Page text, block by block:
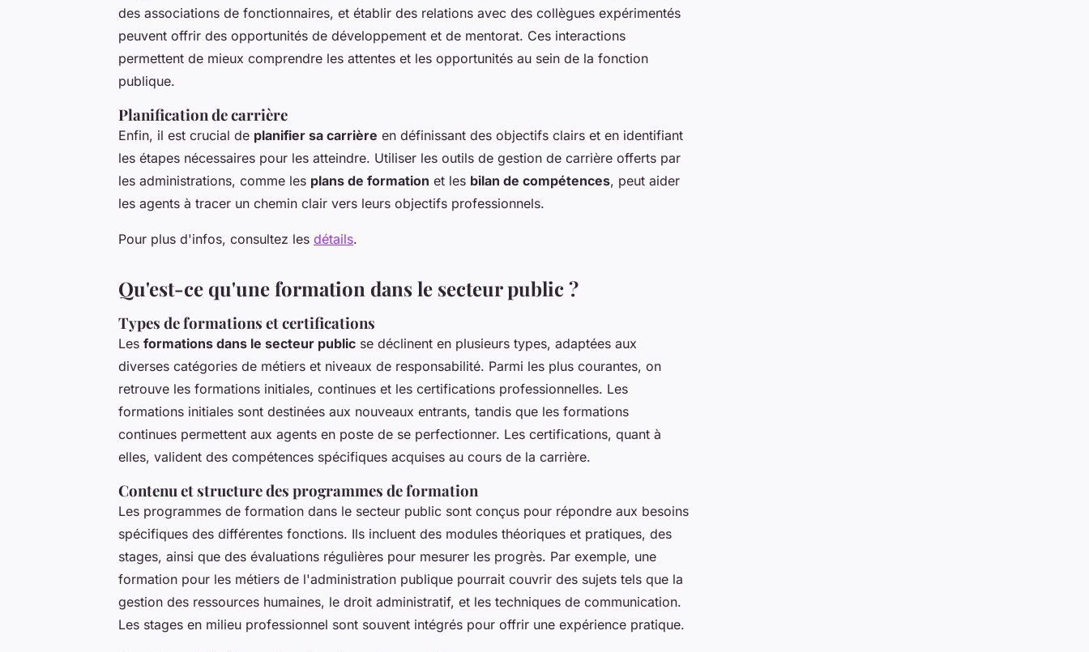
des associations de fonctionnaires, et établir des relations avec des collègues expérimentés
peuvent offrir des opportunités de développement et de mentorat. Ces interactions
permettent de mieux comprendre les attentes et les opportunités au sein de la fonction
publique.
Planification de carrière
Enfin, il est crucial de planifier sa carrière en définissant des objectifs clairs et en identifiant
les étapes nécessaires pour les atteindre. Utiliser les outils de gestion de carrière offerts par
les administrations, comme les plans de formation et les bilan de compétences, peut aider
les agents à tracer un chemin clair vers leurs objectifs professionnels.
Pour plus d'infos, consultez les détails.
Qu'est-ce qu'une formation dans le secteur public ?
Types de formations et certifications
Les formations dans le secteur public se déclinent en plusieurs types, adaptées aux
diverses catégories de métiers et niveaux de responsabilité. Parmi les plus courantes, on
retrouve les formations initiales, continues et les certifications professionnelles. Les
formations initiales sont destinées aux nouveaux entrants, tandis que les formations
continues permettent aux agents en poste de se perfectionner. Les certifications, quant à
elles, valident des compétences spécifiques acquises au cours de la carrière.
Contenu et structure des programmes de formation
Les programmes de formation dans le secteur public sont conçus pour répondre aux besoins
spécifiques des différentes fonctions. Ils incluent des modules théoriques et pratiques, des
stages, ainsi que des évaluations régulières pour mesurer les progrès. Par exemple, une
formation pour les métiers de l'administration publique pourrait couvrir des sujets tels que la
gestion des ressources humaines, le droit administratif, et les techniques de communication.
Les stages en milieu professionnel sont souvent intégrés pour offrir une expérience pratique.